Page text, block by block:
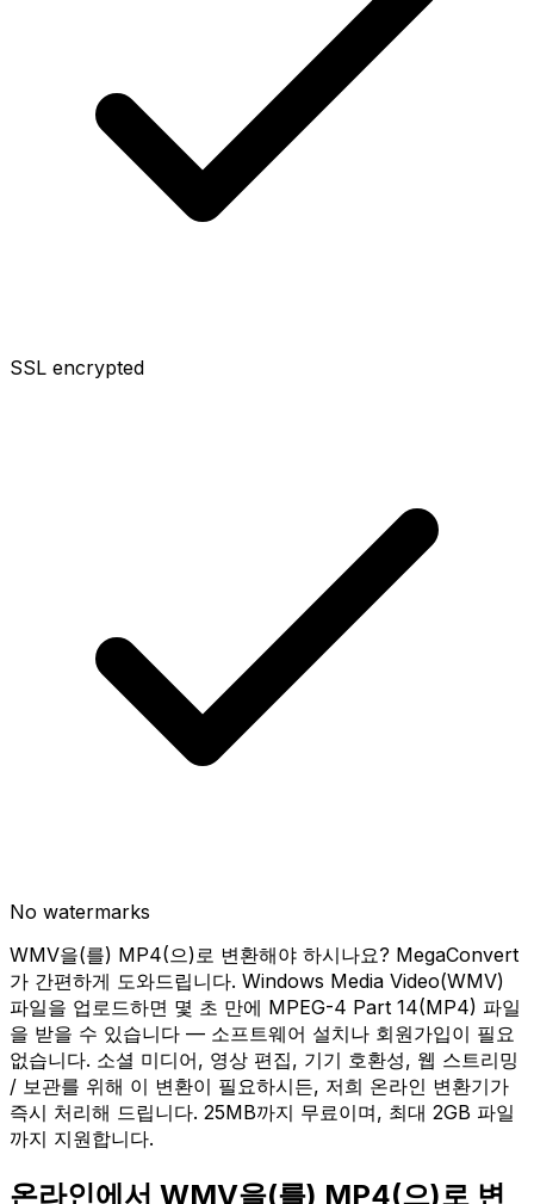
SSL encrypted
No watermarks
WMV을(를) MP4(으)로 변환해야 하시나요? MegaConvert
가 간편하게 도와드립니다. Windows Media Video(WMV)
파일을 업로드하면 몇 초 만에 MPEG-4 Part 14(MP4) 파일
을 받을 수 있습니다 — 소프트웨어 설치나 회원가입이 필요
없습니다. 소셜 미디어, 영상 편집, 기기 호환성, 웹 스트리밍
/ 보관를 위해 이 변환이 필요하시든, 저희 온라인 변환기가
즉시 처리해 드립니다. 25MB까지 무료이며, 최대 2GB 파일
까지 지원합니다.
온라인에서 WMV을(를) MP4(으)로 변